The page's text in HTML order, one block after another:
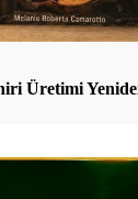
Üretimi